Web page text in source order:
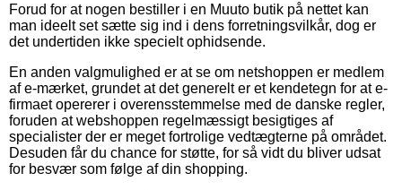
Forud for at nogen bestiller i en Muuto butik på nettet kan
man ideelt set sætte sig ind i dens forretningsvilkår, dog er
det undertiden ikke specielt ophidsende.
En anden valgmulighed er at se om netshoppen er medlem
af e-mærket, grundet at det generelt er et kendetegn for at e-
firmaet opererer i overensstemmelse med de danske regler,
foruden at webshoppen regelmæssigt besigtiges af
specialister der er meget fortrolige vedtægterne på området.
Desuden får du chance for støtte, for så vidt du bliver udsat
for besvær som følge af din shopping.